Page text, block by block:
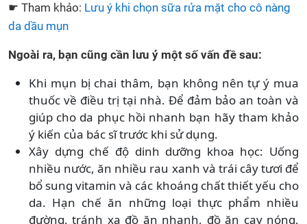
☛ Tham khảo: Lưu ý khi chọn sữa rửa mặt cho cô nàng
da dầu mụn
Ngoài ra, bạn cũng cần lưu ý một số vấn đề sau:
Khi mụn bị chai thâm, bạn không nên tự ý mua
thuốc về điều trị tại nhà. Để đảm bảo an toàn và
giúp cho da phục hồi nhanh bạn hãy tham khảo
ý kiến của bác sĩ trước khi sử dụng.
Xây dựng chế độ dinh dưỡng khoa học: Uống
nhiều nước, ăn nhiều rau xanh và trái cây tươi để
bổ sung vitamin và các khoáng chất thiết yếu cho
da. Hạn chế ăn những loại thực phẩm nhiều
đường, tránh xa đồ ăn nhanh, đồ ăn cay nóng,